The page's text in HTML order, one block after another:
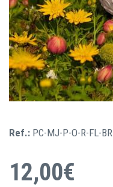
Ref.: PC-MJ-P-O-R-FL-BR
12,00€